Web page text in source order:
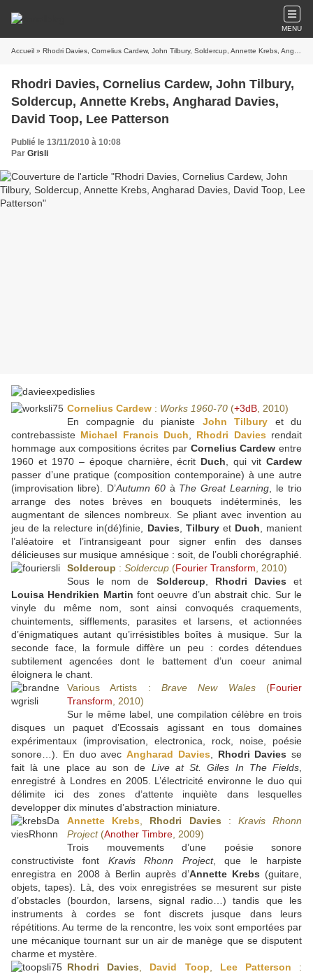
MENU
Accueil » Rhodri Davies, Cornelius Cardew, John Tilbury, Soldercup, Annette Krebs, Angharad Davies, David Toop, Lee Patterson
Rhodri Davies, Cornelius Cardew, John Tilbury,
Soldercup, Annette Krebs, Angharad Davies,
David Toop, Lee Patterson
Publié le 13/11/2010 à 10:08
Par Grisli
Cornelius Cardew : Works 1960-70 (+3dB , 2010)
En compagnie du pianiste John Tilbury et du
contrebassiste Michael Francis Duch Rhodri Davies rendait
hommage aux compositions écrites par Cornelius Cardew entre
1960 et 1970 – époque charnière, écrit Duch , qui vitCardew
passer d’une pratique (composition contemporaine) à une autre
(improvisation libre). D’Autumn 60à The Great Learning , le trio
arrange des notes brèves en bouquets indéterminés, les
augmentant de silences nombreux. Se pliant avec invention au
jeu de la relecture in(dé)finie, Davies Tilburyet Duch , manient
l’aléatoire et l’intransigeant pour signer enfin des danses
délicieuses sur musique amnésique : soit, de l’oubli chorégraphié.
Soldercup : Soldercup (Fourier Transform , 2010)
Sous le nom de Soldercup Rhodri Davies et
Louisa Hendrikien Martin font oeuvre d’un abstrait chic. Sur le
vinyle du même nom, sont ainsi convoqués craquements,
chuintements, sifflements, parasites et larsens, et actionnées
d’énigmatiques autant qu’irrésistibles boîtes à musique. Sur la
seconde face, la formule diffère un peu : cordes détendues
subtilement agencées dont le battement d’un coeur animal
éloignera le chant.
Various Artists : Brave New Wales(Fourier
Transform , 2010)
Sur le même label, une compilation célèbre en trois
disques un paquet d’Ecossais agissant en tous domaines
expérimentaux (improvisation, electronica, rock, noise, poésie
sonore…). En duo avec Angharad Davies Rhodri Davies se
fait là une place au son de Live at St. Giles In The Fields
enregistré à Londres en 2005. L’électricité environne le duo qui
délimite ici des zones d’attente inquiète dans lesquelles
developper dix minutes d’abstraction miniature.
Annette Krebs
Rhodri Davies : Kravis Rhonn
Project(Another Timbre , 2009)
Trois mouvements d’une poésie sonore
constructiviste font Kravis Rhonn Project, que le harpiste
enregistra en 2008 à Berlin auprès d’Annette Krebs (guitare,
objets, tapes). Là, des voix enregistrées se mesurent sur piste
d’obstacles (bourdon, larsens, signal radio…) tandis que les
instruments à cordes se font discrets jusque dans leurs
répétitions. Au terme de la rencontre, les voix sont emportées par
une mécanique tournant sur un air de manège que se disputent
charme et mystère.
Rhodri Davies
David Toop Lee Patterson :